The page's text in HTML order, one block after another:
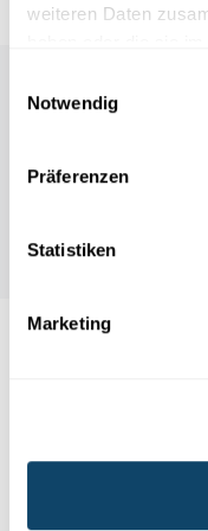
weiteren Daten
Notwendig
Präferenzen
Statistiken
Marketing